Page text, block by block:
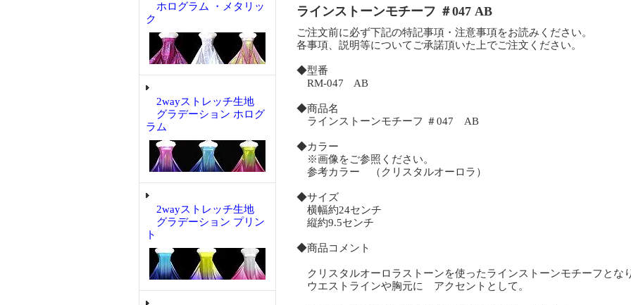
ホログラム ・メタリッ
ク
2wayストレッチ生地
グラデーション ホログ
ラム
2wayストレッチ生地
グラデーション プリン
ト
ラインストーンモチーフ ＃047 AB
ご注文前に必ず下記の特記事項・注意事項をお読みください。
各事項、説明等についてご承諾頂いた上でご注文ください。
◆型番
RM-047 AB
◆商品名
ラインストーンモチーフ ＃047 AB
◆カラー
※画像をご参照ください。
参考カラー （クリスタルオーロラ）
◆サイズ
横幅約24センチ
縦約9.5センチ
◆商品コメント
クリスタルオーロラストーンを使ったラインストーンモチーフとな
ウエストラインや胸元に アクセントとして。